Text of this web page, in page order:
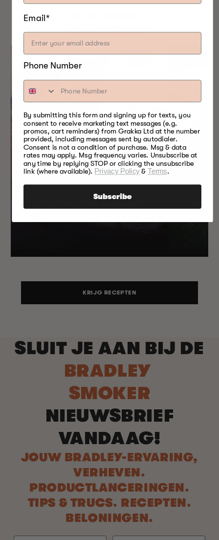
ELK SEIZOEN
GEROOKTE KREEFT
KRIJG RECEPTEN
SLUIT JE AAN BIJ DE
BRADLEY
SMOKER
NIEUWSBRIEF
VANDAAG!
JOUW BRADLEY-ERVARING,
VERHEVEN.
PRODUCTLANCERINGEN.
TIPS & TRUCS. RECEPTEN.
BELONINGEN.
Email*
Phone Number
By submitting this form and signing up for texts, you
consent to receive marketing text messages (e.g.
promos, cart reminders) from Grakka Ltd at the number
provided, including messages sent by autodialer.
Consent is not a condition of purchase. Msg & data
rates may apply. Msg frequency varies. Unsubscribe at
any time by replying STOP or clicking the unsubscribe
link (where available). Privacy Policy&Terms.
Subscribe